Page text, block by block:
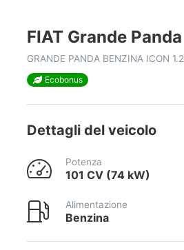
FIAT Grande Panda
GRANDE PANDA BENZINA ICON 1.2
Ecobonus
Dettagli del veicolo
Potenza
101 CV (74 kW)
Alimentazione
Benzina